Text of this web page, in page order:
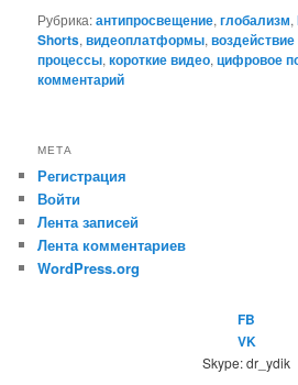
Рубрика:антипросвещение,глобализм,
Shorts,видеоплатформы,воздействие
процессы,короткие видео,цифровое
комментарий
МЕТА
Регистрация
Войти
Лента записей
Лента комментариев
WordPress.org
FB
VK
Skype: dr_ydik